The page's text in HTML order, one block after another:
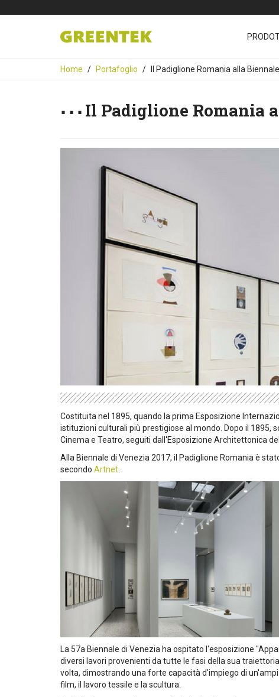
Home Portafoglio Il Padiglione Romania alla
Il Padiglione Romania
Costituita nel 1895, quando la prima Esposizione
istituzioni culturali più prestigiose al mondo. Dopo il 1895,
Cinema e Teatro, seguiti dall'Esposizione Architettonica
Alla Biennale di Venezia 2017, il Padiglione Romania è
secondo Artnet
La 57a Biennale di Venezia ha ospitato l'esposizione
diversi lavori provenienti da tutte le fasi della sua
volta, dimostrando una forte capacità d'impiego di
film, il lavoro tessile e la scultura.